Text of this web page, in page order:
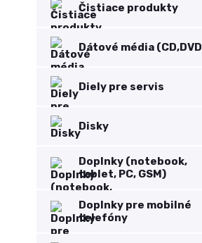
Čistiace produkty
Dátové média
Diely pre servis
Disky
Doplnky (notebook,
tablet, PC, GSM)
Doplnky pre mobilné
telefóny